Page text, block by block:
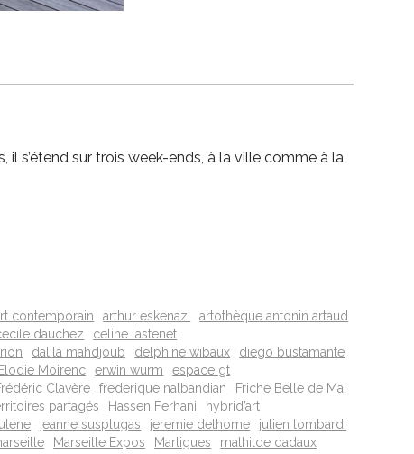
s’étend sur trois week-ends, à la ville comme à la
contemporain arthur eskenazi
artothèque antonin artaud
dauchez
celine lastenet
dalila mahdjoub delphine wibaux
diego bustamante
Elodie Moirenc erwin wurm
espace gt
Clavère frederique nalbandian
Friche Belle de Mai
partagés Hassen Ferhani
hybrid’art
jeanne susplugas jeremie delhome
julien lombardi
Marseille Expos Martigues
mathilde dadaux